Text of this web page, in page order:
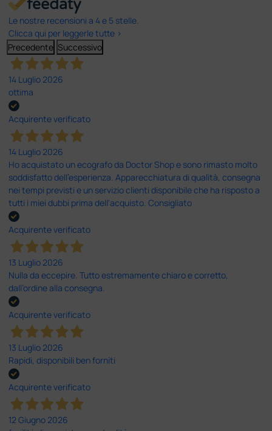
Le nostre recensioni a 4 e 5 stelle.
Clicca qui per leggerle tutte >
Precedente Successivo
14 Luglio 2026
ottima
Acquirente verificato
14 Luglio 2026
Ho acquistato un ecografo da Doctor Shop e sono rimasto molto
soddisfatto dell'esperienza. Apparecchiatura di qualità, consegna
nei tempi previsti e un servizio clienti disponibile che ha risposto a
tutti i miei dubbi prima dell'acquisto. Consigliato
Acquirente verificato
13 Luglio 2026
Nulla da eccepire. Tutto estremamente chiaro e corretto,
dall’ordine alla consegna.
Acquirente verificato
13 Luglio 2026
Rapidi, disponibili ben forniti
Acquirente verificato
12 Giugno 2026